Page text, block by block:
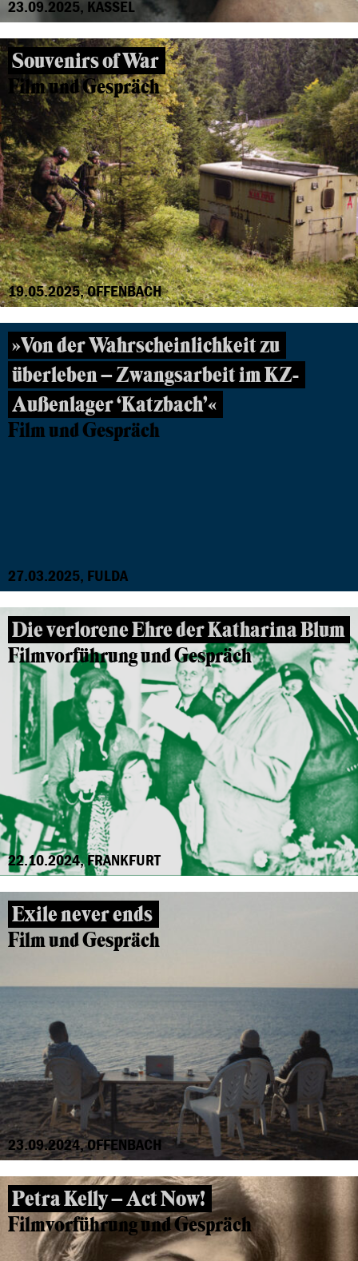
23.09.2025, KASSEL
Souvenirs of War
Film und Gespräch
19.05.2025, OFFENBACH
»Von der Wahrscheinlichkeit zu
überleben – Zwangsarbeit im KZ-
Außenlager ‘Katzbach’«
Film und Gespräch
27.03.2025, FULDA
Die verlorene Ehre der Katharina Blum
Filmvorführung und Gespräch
22.10.2024, FRANKFURT
Exile never ends
Film und Gespräch
23.09.2024, OFFENBACH
Petra Kelly – Act Now!
Filmvorführung und Gespräch